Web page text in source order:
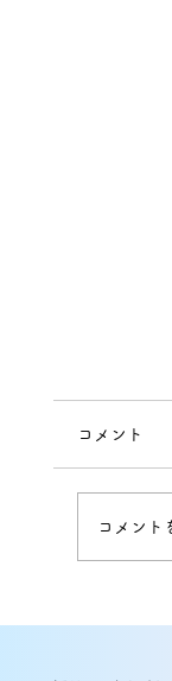
本間
コメント
コメント